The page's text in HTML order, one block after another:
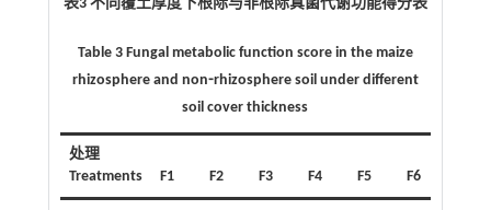
表3 不同覆土厚度下根际与非根际真菌代谢功能得分表
Table 3 Fungal metabolic function score in the maize
rhizosphere and non⁃rhizosphere soil under different
soil cover thickness
处理
Treatments
F1 F2 F3 F4 F5 F6